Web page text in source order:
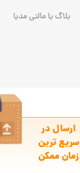
بلاگ یا مالتی مدیا
ارسال در
سریع ترین
زمان ممکن